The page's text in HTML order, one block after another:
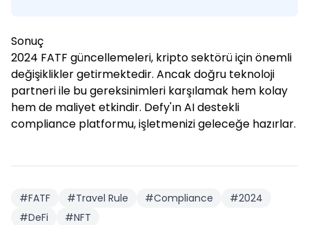
Sonuç
2024 FATF güncellemeleri, kripto sektörü için önemli
değişiklikler getirmektedir. Ancak doğru teknoloji
partneri ile bu gereksinimleri karşılamak hem kolay
hem de maliyet etkindir. Defy'ın AI destekli
compliance platformu, işletmenizi geleceğe hazırlar.
#FATF #Travel Rule #Compliance #2024
#DeFi #NFT